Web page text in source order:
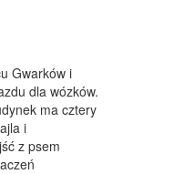
Gwarków i
dla wózków.
ma cztery
i
z psem